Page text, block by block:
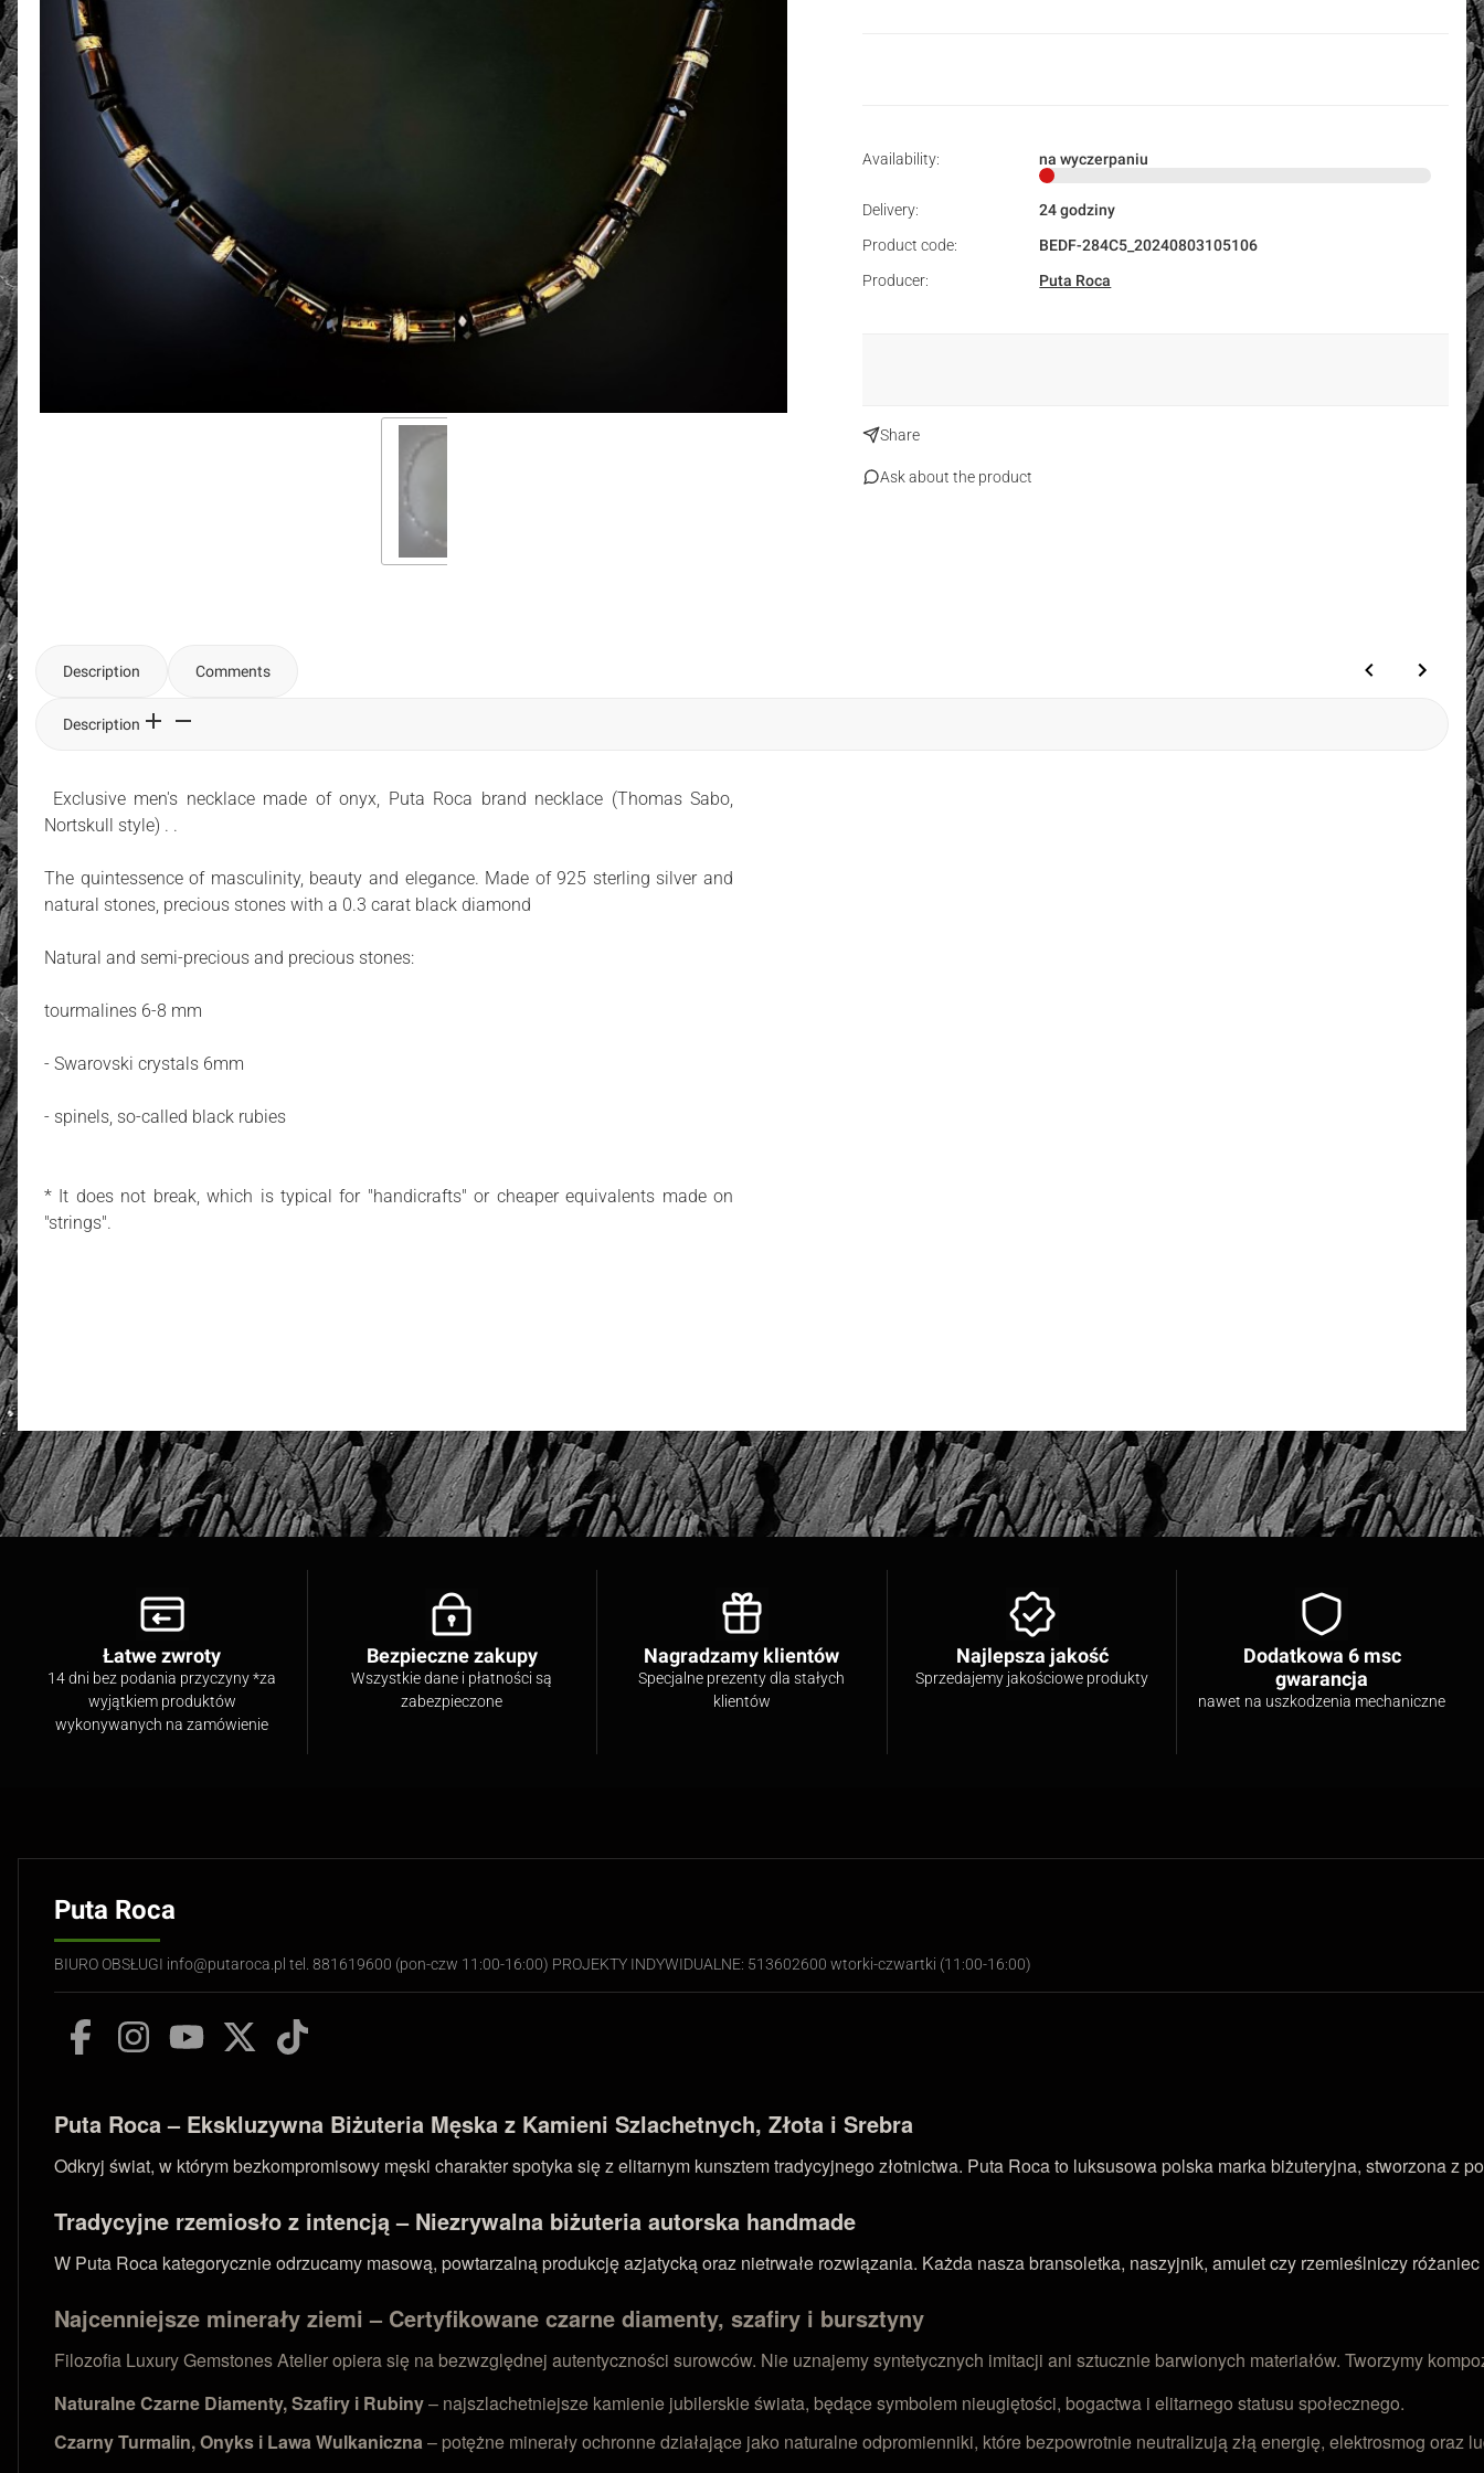
Availability: na wyczerpaniu
Delivery:
24 godziny
Product code:
BEDF-284C5_20240803105106
Producer:
Puta Roca
Share
Ask about the product
Description Comments
Description
Exclusive men's necklace made of onyx, Puta Roca brand necklace (Thomas Sabo,
Nortskull style) . .
The quintessence of masculinity, beauty and elegance. Made of 925 sterling silver and
natural stones, precious stones with a 0.3 carat black diamond
Natural and semi-precious and precious stones:
tourmalines 6-8 mm
- Swarovski crystals 6mm
- spinels, so-called black rubies
* It does not break, which is typical for "handicrafts" or cheaper equivalents made on
"strings".
Łatwe zwroty
14 dni bez podania przyczyny *za
wyjątkiem produktów
wykonywanych na zamówienie
Bezpieczne zakupy
Wszystkie dane i płatności są
zabezpieczone
Nagradzamy klientów
Specjalne prezenty dla stałych
klientów
Najlepsza jakość
Sprzedajemy jakościowe produkty
Dodatkowa 6 msc
gwarancja
nawet na uszkodzenia mechaniczne
Puta Roca
BIURO OBSŁUGI info@putaroca.pl tel. 881619600 (pon-czw 11:00-16:00) PROJEKTY INDYWIDUALNE: 513602600 wtorki-czwartki (11:00-16:00)
Puta Roca – Ekskluzywna Biżuteria Męska z Kamieni Szlachetnych, Złota i Srebra
Odkryj świat, w którym bezkompromisowy męski charakter spotyka się z elitarnym kunsztem tradycyjnego złotnictwa. Puta Roca to luksusowa polska marka biżuteryjna,
Tradycyjne rzemiosło z intencją – Niezrywalna biżuteria autorska handmade
W Puta Roca kategorycznie odrzucamy masową, powtarzalną produkcję azjatycką oraz nietrwałe rozwiązania. Każda nasza bransoletka, naszyjnik, amulet czy rzemieślniczy
Najcenniejsze minerały ziemi – Certyfikowane czarne diamenty, szafiry i bursztyny
Filozofia Luxury Gemstones Atelier opiera się na bezwzględnej autentyczności surowców. Nie uznajemy syntetycznych imitacji ani sztucznie barwionych materiałów. Tworzymy
Naturalne Czarne Diamenty, Szafiry i Rubiny– najszlachetniejsze kamienie jubilerskie świata, będące symbolem nieugiętości, bogactwa i elitarnego statusu społecznego.
Czarny Turmalin, Onyks i Lawa Wulkaniczna– potężne minerały ochronne działające jako naturalne odpromienniki, które bezpowrotnie neutralizują złą energię, elektrosmog oraz